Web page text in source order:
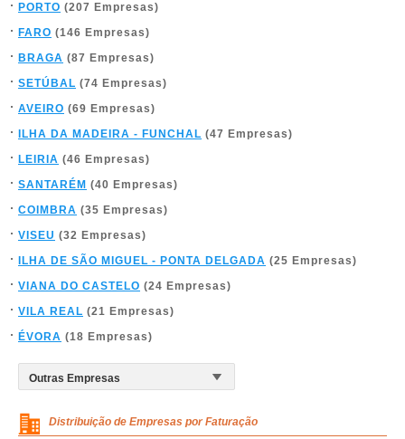
PORTO (207 Empresas)
FARO (146 Empresas)
BRAGA (87 Empresas)
SETÚBAL (74 Empresas)
AVEIRO (69 Empresas)
ILHA DA MADEIRA - FUNCHAL (47 Empresas)
LEIRIA (46 Empresas)
SANTARÉM (40 Empresas)
COIMBRA (35 Empresas)
VISEU (32 Empresas)
ILHA DE SÃO MIGUEL - PONTA DELGADA (25 Empresas)
VIANA DO CASTELO (24 Empresas)
VILA REAL (21 Empresas)
ÉVORA (18 Empresas)
Distribuição de Empresas por Faturação